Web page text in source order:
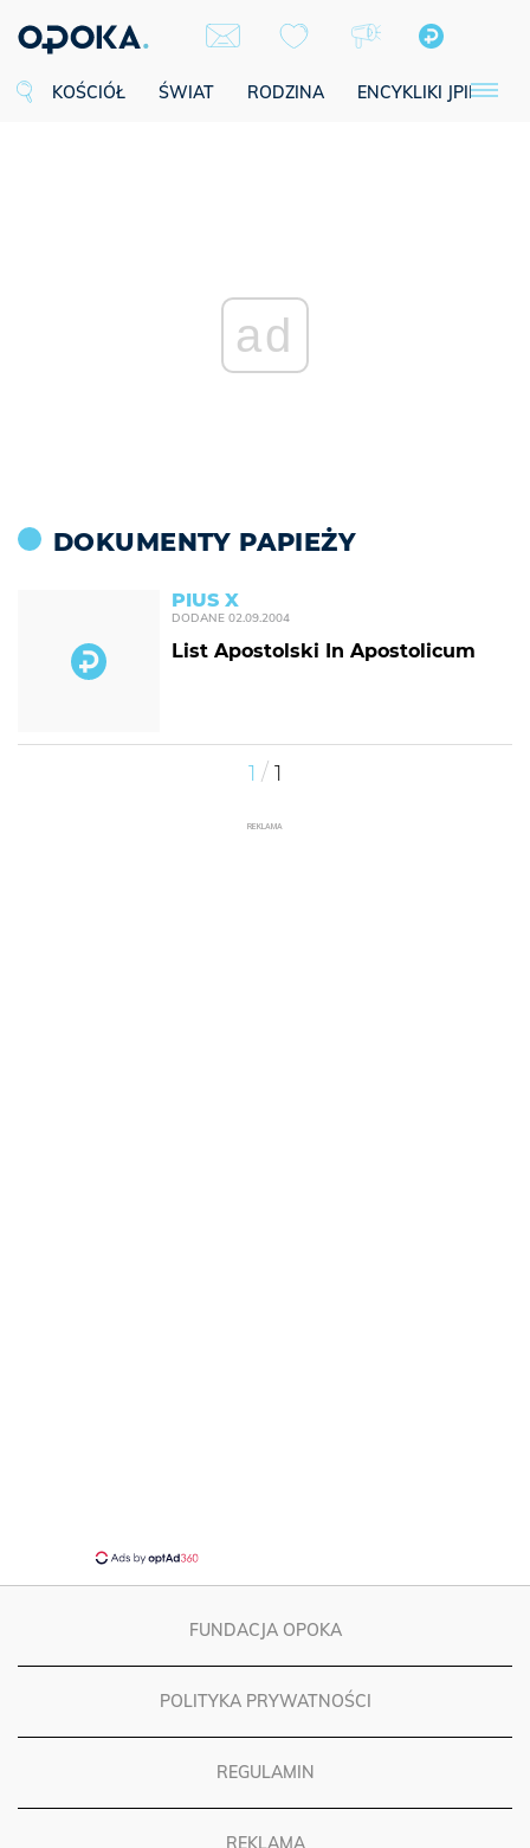
KOŚCIÓŁ ŚWIAT RODZINA ENCYKLIKI JPII
ad
DOKUMENTY PAPIEŻY
PIUS X
DODANE 02.09.2004
List Apostolski In Apostolicum
1 / 1
REKLAMA
FUNDACJA OPOKA
POLITYKA PRYWATNOŚCI
REGULAMIN
REKLAMA